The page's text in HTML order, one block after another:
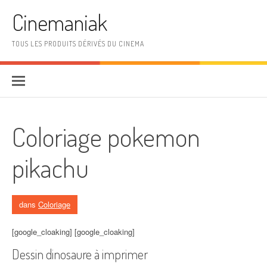
Cinemaniak
TOUS LES PRODUITS DÉRIVÉS DU CINEMA
Coloriage pokemon
pikachu
dans Coloriage
[google_cloaking] [google_cloaking]
Dessin dinosaure à imprimer